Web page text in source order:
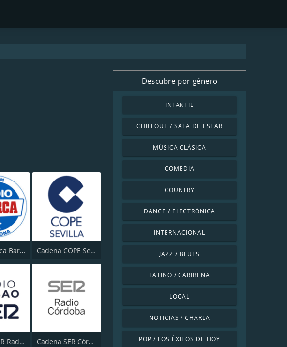
Radio Marca Barcelona Cadena COPE Sevilla
Cadena SER Radio Bilbao Cadena SER Córdoba
Descubre por género
INFANTIL
CHILLOUT / SALA DE ESTAR
MÚSICA CLÁSICA
COMEDIA
COUNTRY
DANCE / ELECTRÓNICA
INTERNACIONAL
JAZZ / BLUES
LATINO / CARIBEÑA
LOCAL
NOTICIAS / CHARLA
POP / LOS ÉXITOS DE HOY